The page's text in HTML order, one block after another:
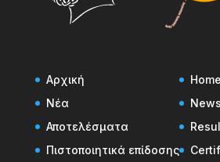
Αρχική
Νέα
Αποτελέσματα
Πιστοποιητικά επίδοσης
Home
News